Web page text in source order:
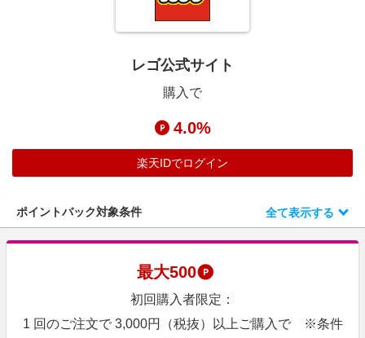
ファッション・インナー・小物
家電・PC・スマホ・カメラ
スポーツ・アウトドア・ゴルフ
インテリア・寝具
旅行・レジャー・ホテル予約
生活・お役立ち
リーベイツ注目ストア
旅行特集
わくわく夏特集
とことん買い物チャレンジ
Apple公式サイト×楽天カード分割払い
Qoo10メガポ
レゴ公式サイト
購入で
4.0%
楽天IDでログイン
ポイントバック対象条件 全て表示する
最大500
初回購入者限定：
1 回のご注文で 3,000円（税抜）以上ご購入で ※条件